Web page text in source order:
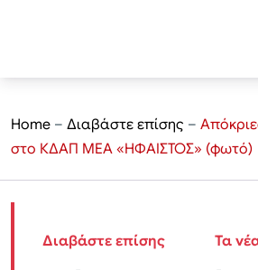
Home – Διαβάστε επίσης –
στο ΚΔΑΠ ΜΕΑ «ΗΦΑΙΣΤΟΣ» (φωτό)
Διαβάστε επίσης Τα